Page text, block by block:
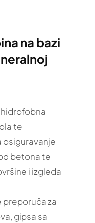
na bazi
te
osiguravanje
betona te
i izgleda
preporuča za
gipsa sa